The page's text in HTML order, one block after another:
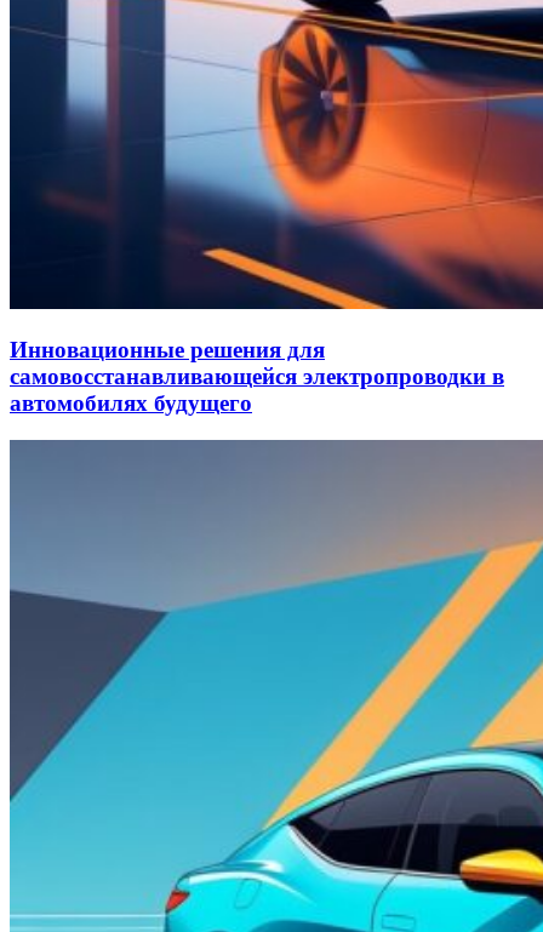
Инновационные решения для
самовосстанавливающейся электропроводки в
автомобилях будущего